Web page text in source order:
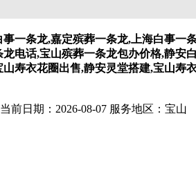
一条龙,嘉定殡葬一条龙,上海白事一
电话,宝山殡葬一条龙包办价格,静安
寿衣花圈出售,静安灵堂搭建,宝山寿
当前日期：2026-08-07 服务地区：宝山